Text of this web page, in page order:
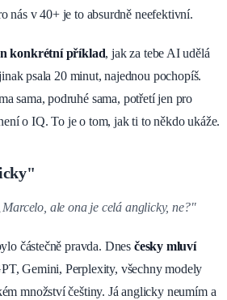
nás v 40+ je to absurdně neefektivní.
konkrétní příklad, jak za tebe AI udělá
psala 20 minut, najednou pochopíš.
sama, podruhé sama, potřetí jen pro
o IQ. To je o tom, jak ti to někdo ukáže.
„Marcelo, ale ona je celá anglicky, ne?"
částečně pravda. Dnes česky mluví
Gemini, Perplexity, všechny modely
množství češtiny. Já anglicky neumím a